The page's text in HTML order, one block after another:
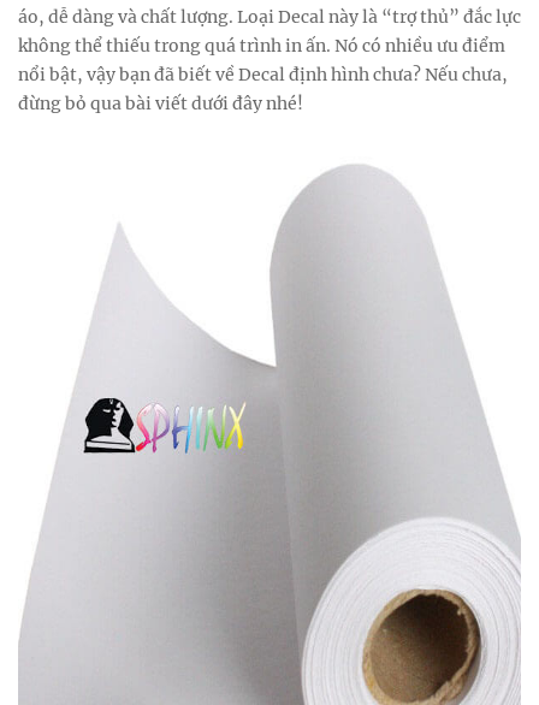
áo, dễ dàng và chất lượng. Loại Decal này là “trợ thủ” đắc lực
không thể thiếu trong quá trình in ấn. Nó có nhiều ưu điểm
nổi bật, vậy bạn đã biết về Decal định hình chưa? Nếu chưa,
đừng bỏ qua bài viết dưới đây nhé!